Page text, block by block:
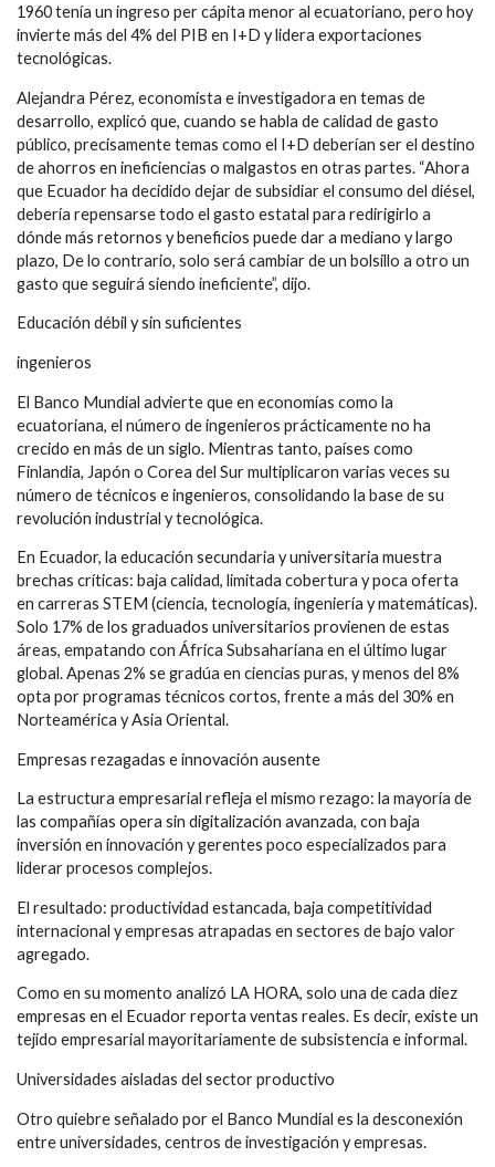
1960 tenía un ingreso per cápita menor al ecuatoriano, pero hoy
invierte más del 4% del PIB en I+D y lidera exportaciones
tecnológicas.
Alejandra Pérez, economista e investigadora en temas de
desarrollo, explicó que, cuando se habla de calidad de gasto
público, precisamente temas como el I+D deberían ser el destino
de ahorros en ineficiencias o malgastos en otras partes. “Ahora
que Ecuador ha decidido dejar de subsidiar el consumo del diésel,
debería repensarse todo el gasto estatal para redirigirlo a
dónde más retornos y beneficios puede dar a mediano y largo
plazo, De lo contrario, solo será cambiar de un bolsillo a otro un
gasto que seguirá siendo ineficiente”, dijo.
Educación débil y sin suficientes
ingenieros
El Banco Mundial advierte que en economías como la
ecuatoriana, el número de ingenieros prácticamente no ha
crecido en más de un siglo. Mientras tanto, países como
Finlandia, Japón o Corea del Sur multiplicaron varias veces su
número de técnicos e ingenieros, consolidando la base de su
revolución industrial y tecnológica.
En Ecuador, la educación secundaria y universitaria muestra
brechas críticas: baja calidad, limitada cobertura y poca oferta
en carreras STEM (ciencia, tecnología, ingeniería y matemáticas).
Solo 17% de los graduados universitarios provienen de estas
áreas, empatando con África Subsahariana en el último lugar
global. Apenas 2% se gradúa en ciencias puras, y menos del 8%
opta por programas técnicos cortos, frente a más del 30% en
Norteamérica y Asia Oriental.
Empresas rezagadas e innovación ausente
La estructura empresarial refleja el mismo rezago: la mayoría de
las compañías opera sin digitalización avanzada, con baja
inversión en innovación y gerentes poco especializados para
liderar procesos complejos.
El resultado: productividad estancada, baja competitividad
internacional y empresas atrapadas en sectores de bajo valor
agregado.
Como en su momento analizó LA HORA, solo una de cada diez
empresas en el Ecuador reporta ventas reales. Es decir, existe un
tejido empresarial mayoritariamente de subsistencia e informal.
Universidades aisladas del sector productivo
Otro quiebre señalado por el Banco Mundial es la desconexión
entre universidades, centros de investigación y empresas.